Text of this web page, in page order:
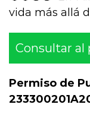
vida más allá
Consultar al
Permiso de